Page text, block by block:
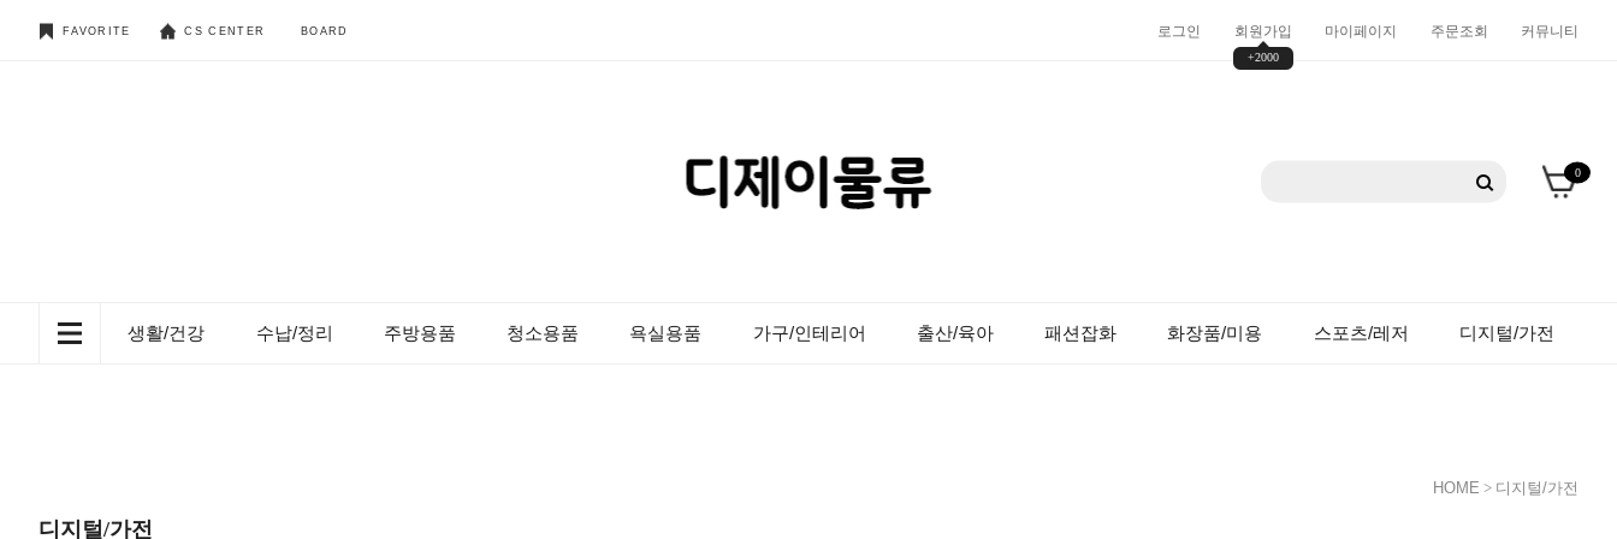
FAVORITE CS CENTER BOARD 로그인 회원가입
+2000
마이페이지 주문조회 커뮤니티
0
생활/건강 수납/정리 주방용품 청소용품 욕실용품 가구/인테리어 출산/육아 패션잡화 화장품/미용 스포츠/레저 디지털/가전
HOME > 디지털/가전
디지털/가전